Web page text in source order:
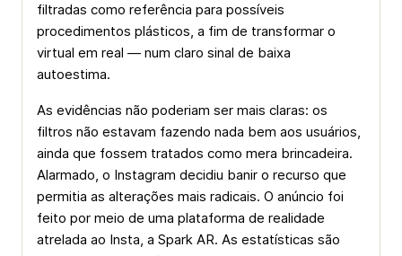
filtradas como referência para possíveis
procedimentos plásticos, a fim de transformar o
virtual em real — num claro sinal de baixa
autoestima.
As evidências não poderiam ser mais claras: os
filtros não estavam fazendo nada bem aos usuários,
ainda que fossem tratados como mera brincadeira.
Alarmado, o Instagram decidiu banir o recurso que
permitia as alterações mais radicais. O anúncio foi
feito por meio de uma plataforma de realidade
atrelada ao Insta, a Spark AR. As estatísticas são